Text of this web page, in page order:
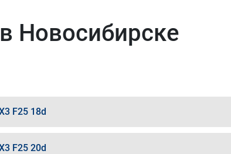
Новосибирске
F25 18d
F25 20d